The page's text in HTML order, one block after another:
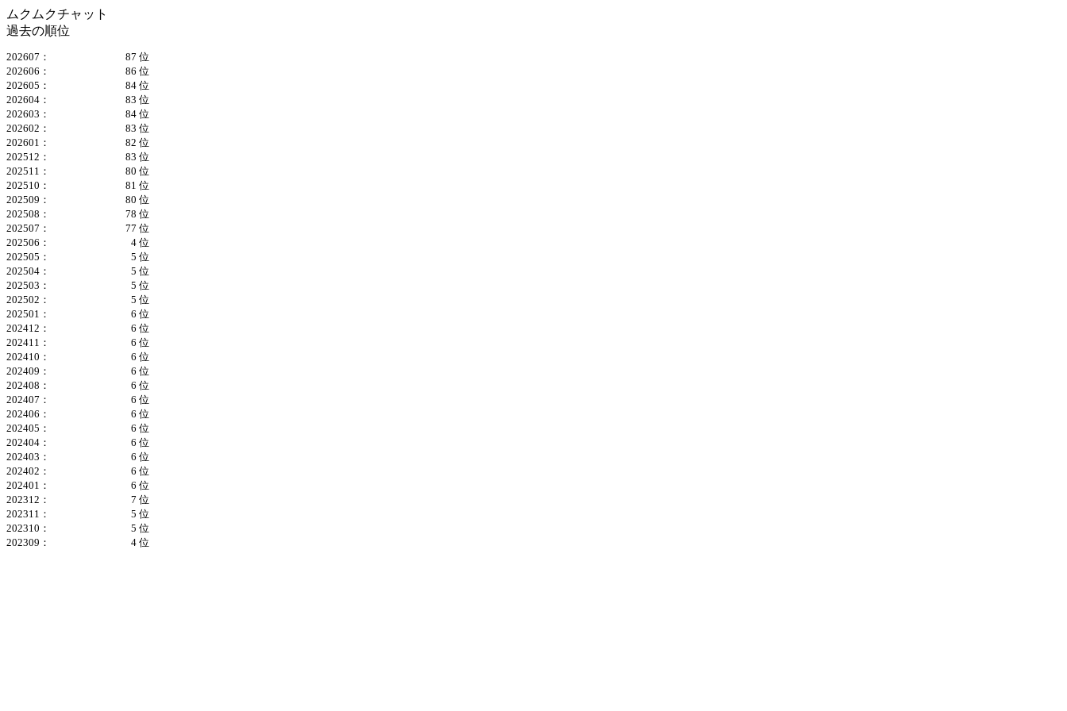
ムクムクチャット
過去の順位
202607：
87 位
202606：
86 位
202605：
84 位
202604：
83 位
202603：
84 位
202602：
83 位
202601：
82 位
202512：
83 位
202511：
80 位
202510：
81 位
202509：
80 位
202508：
78 位
202507：
77 位
202506：
4 位
202505：
5 位
202504：
5 位
202503：
5 位
202502：
5 位
202501：
6 位
202412：
6 位
202411：
6 位
202410：
6 位
202409：
6 位
202408：
6 位
202407：
6 位
202406：
6 位
202405：
6 位
202404：
6 位
202403：
6 位
202402：
6 位
202401：
6 位
202312：
7 位
202311：
5 位
202310：
5 位
202309：
4 位